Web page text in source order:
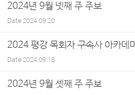
2024년 9월 넷째 주 주보
Date2024.09.20
2024 평강 목회자 구속사 아카데미
Date2024.09.18
2024년 9월 셋째 주 주보